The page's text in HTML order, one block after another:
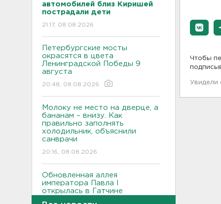
автомобилей близ Киришей
пострадали дети
21:17, 08.08.2026
Петербургские мосты
окрасятся в цвета
Ленинградской Победы 9
августа
20:48, 08.08.2026
Молоку не место на дверце, а
бананам – внизу. Как
правильно заполнять
холодильник, объяснили
санврачи
20:16, 08.08.2026
Обновленная аллея
императора Павла I
открылась в Гатчине
Чтобы
Увидели